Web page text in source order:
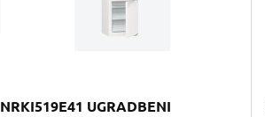
NRKI519E41 UGRADBENI